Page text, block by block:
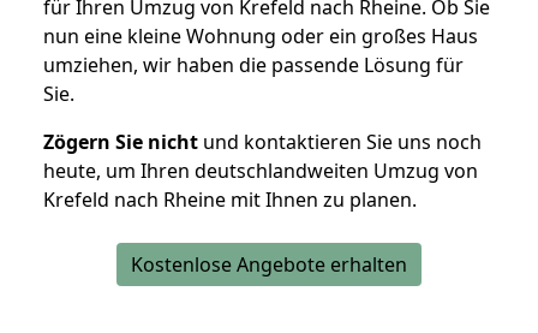
für Ihren Umzug von Krefeld nach Rheine. Ob Sie
nun eine kleine Wohnung oder ein großes Haus
umziehen, wir haben die passende Lösung für
Sie.
Zögern Sie nicht und kontaktieren Sie uns noch
heute, um Ihren deutschlandweiten Umzug von
Krefeld nach Rheine mit Ihnen zu planen.
Kostenlose Angebote erhalten